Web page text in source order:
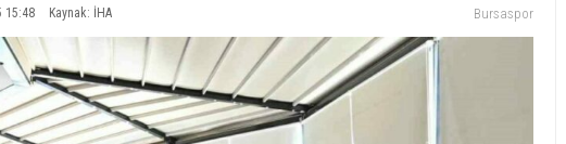
15:48 Kaynak: İHA Bursaspor